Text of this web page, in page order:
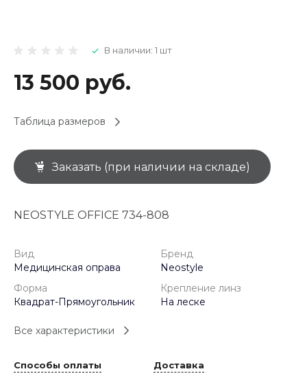
В наличии: 1 шт
13 500 руб.
Таблица размеров
Заказать (при наличии на складе)
NEOSTYLE OFFICE 734-808
Вид
Медицинская оправа
Бренд
Neostyle
Форма
Квадрат-Прямоугольник
Крепление линз
На леске
Все характеристики
Способы оплаты Доставка